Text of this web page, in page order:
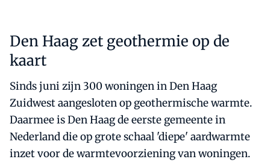
Den Haag zet geothermie op de
kaart
Sinds juni zijn 300 woningen in Den Haag
Zuidwest aangesloten op geothermische warmte.
Daarmee is Den Haag de eerste gemeente in
Nederland die op grote schaal 'diepe' aardwarmte
inzet voor de warmtevoorziening van woningen.